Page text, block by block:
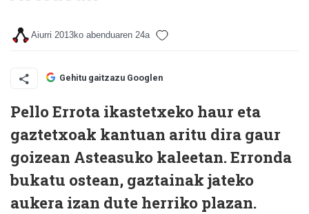
Aiurri 2013ko abenduaren 24a
Gehitu gaitzazu Googlen
Pello Errota ikastetxeko haur eta
gaztetxoak kantuan aritu dira gaur
goizean Asteasuko kaleetan. Erronda
bukatu ostean, gaztainak jateko
aukera izan dute herriko plazan.